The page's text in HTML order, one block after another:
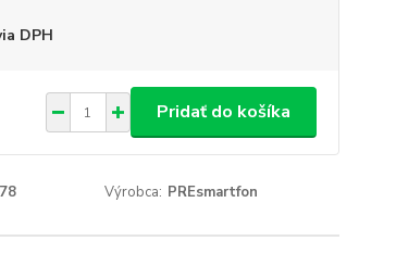
DPH
Pridať do košíka
Výrobca: PREsmartfon